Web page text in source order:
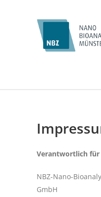
Verantwortlich
NBZ-Nano-
GmbH